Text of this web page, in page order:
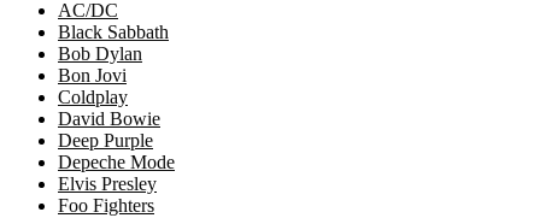
AC/DC
Black Sabbath
Bob Dylan
Bon Jovi
Coldplay
David Bowie
Deep Purple
Depeche Mode
Elvis Presley
Foo Fighters